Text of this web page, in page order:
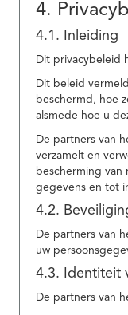
4.
4.1. Inleiding
Dit privacybeleid
Dit beleid
beschermd, hoe
alsmede hoe u
De partners van
verzamelt en
bescherming
gegevens en tot
4.2.
De partners van
uw
4.3. Identiteit
De partners van